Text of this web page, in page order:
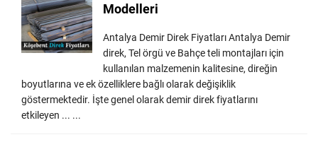
Modelleri
Antalya Demir Direk Fiyatları Antalya Demir
direk, Tel örgü ve Bahçe teli montajları için
kullanılan malzemenin kalitesine, direğin
boyutlarına ve ek özelliklere bağlı olarak değişiklik
göstermektedir. İşte genel olarak demir direk fiyatlarını
etkileyen ... ...